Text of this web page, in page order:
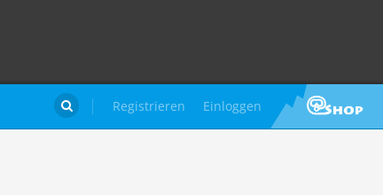
Registrieren Einloggen
